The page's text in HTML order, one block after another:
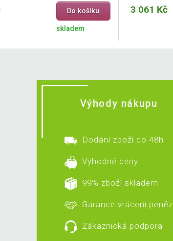
Do košíku
skladem
3 061 Kč
Výhody nákupu
Dodání zboží do 48h
Výhodné ceny
99% zboží skladem
Garance vrácení peněz
Zákaznická podpora